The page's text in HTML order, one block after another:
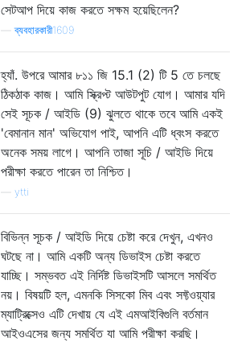
সেটআপ দিয়ে কাজ করতে সক্ষম হয়েছিলেন?
—ব্যবহারকারী1609
হ্যাঁ. উপরে আমার ৮১১ জি 15.1 (2) টি 5 তে চলছে
ঠিকঠাক কাজ। আমি স্ক্রিপ্ট আউটপুট যোগ। আমার যদি
সেই সূচক / আইডি (9) ঝুলতে থাকে তবে আমি একই
'বেমানান মান' অভিযোগ পাই, আপনি এটি ধ্বংস করতে
অনেক সময় লাগে। আপনি তাজা সূচি / আইডি দিয়ে
পরীক্ষা করতে পারেন তা নিশ্চিত।
ytti
বিভিন্ন সূচক / আইডি দিয়ে চেষ্টা করে দেখুন, এখনও
ঘটছে না। আমি একটি অন্য ডিভাইস চেষ্টা করতে
যাচ্ছি। সম্ভবত এই নির্দিষ্ট ডিভাইসটি আসলে সমর্থিত
নয়। বিষয়টি হল, এমনকি সিসকো মিব এবং সফ্টওয়্যার
ম্যাট্রিক্সেও এটি দেখায় যে এই এমআইবিগুলি বর্তমান
আইওএসের জন্য সমর্থিত যা আমি পরীক্ষা করছি।